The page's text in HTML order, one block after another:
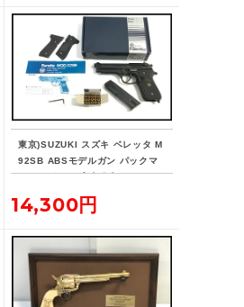
東京)SUZUKI スズキ ベレッタ M
92SB ABSモデルガン パックマ
イヤーグリップ 未発火
14,300円